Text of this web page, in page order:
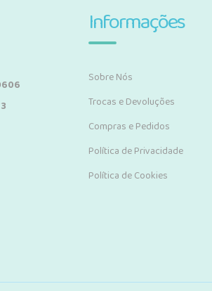
Informações
Sobre Nós
Trocas e Devoluções
Compras e Pedidos
Política de Privacidade
Política de Cookies